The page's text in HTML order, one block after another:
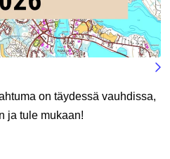
on täydessä vauhdissa,
ja tule mukaan!